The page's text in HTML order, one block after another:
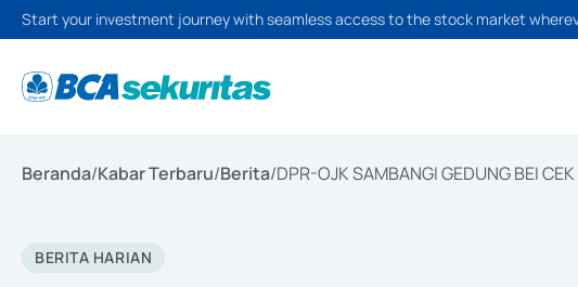
Start your investment journey with seamless access to the stock market
Beranda/Kabar Terbaru/Berita/DPR-OJK SAMBANGI GEDUNG BEI
BERITA HARIAN